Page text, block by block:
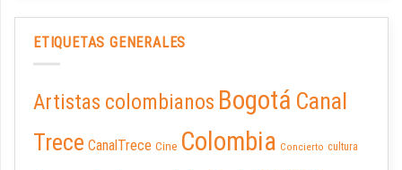
ETIQUETAS GENERALES
Artistas colombianos Bogotá Canal
Trece CanalTrece Cine Colombia Concierto cultura